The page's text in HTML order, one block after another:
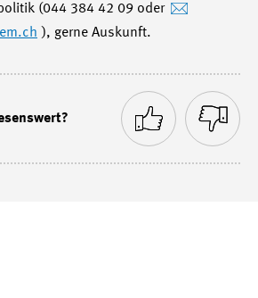
(044 384 42 09 oder
), gerne Auskunft.